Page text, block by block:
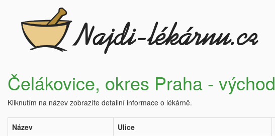
Čelákovice, okres Praha - východ
Kliknutím na název zobrazíte detailní informace o lékárně.
Název Ulice